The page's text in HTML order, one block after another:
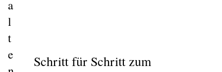
a
l
t
e
Schritt für Schritt zum